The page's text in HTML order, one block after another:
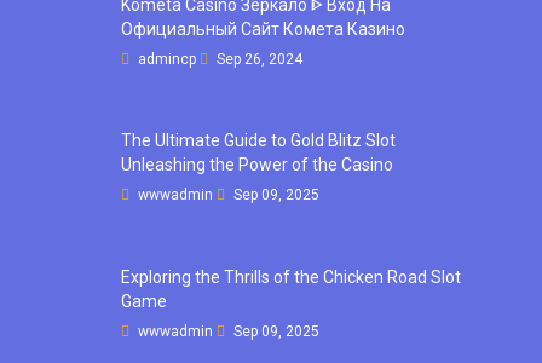
Kometa Casino Зеркало ᐈ Вход На
Официальный Сайт Комета Казино
admincp Sep 26, 2024
The Ultimate Guide to Gold Blitz Slot
Unleashing the Power of the Casino
wwwadmin Sep 09, 2025
Exploring the Thrills of the Chicken Road Slot
Game
wwwadmin Sep 09, 2025